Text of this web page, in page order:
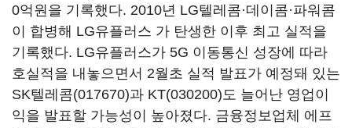
0억원을 기록했다. 2010년 LG텔레콤·데이콤·파워콤
이 합병해 LG유플러스 가 탄생한 이후 최고 실적을
기록했다. LG유플러스가 5G 이동통신 성장에 따라
호실적을 내놓으면서 2월초 실적 발표가 예정돼 있는
SK텔레콤(017670)과 KT(030200)도 늘어난 영업이
익을 발표할 가능성이 높아졌다. 금융정보업체 에프